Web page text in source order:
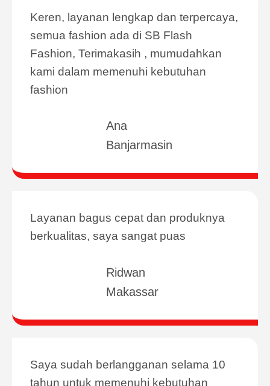
Keren, layanan lengkap dan terpercaya,
semua fashion ada di SB Flash
Fashion, Terimakasih , mumudahkan
kami dalam memenuhi kebutuhan
fashion
Ana
Banjarmasin
Layanan bagus cepat dan produknya
berkualitas, saya sangat puas
Ridwan
Makassar
Saya sudah berlangganan selama 10
tahun untuk memenuhi kebutuhan